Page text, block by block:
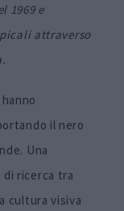
1969 e
attraverso
il nero
Una
ricerca tra
cultura visiva